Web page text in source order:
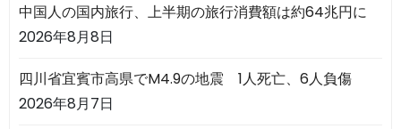
中国人の国内旅行、上半期の旅行消費額は約64兆円に
2026年8月8日
四川省宜賓市高県でM4.9の地震 1人死亡、6人負傷
2026年8月7日